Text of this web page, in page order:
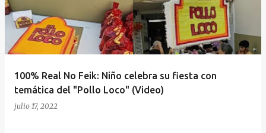
100% Real No Feik: Niño celebra su fiesta con
temática del "Pollo Loco" (Video)
julio 17, 2022